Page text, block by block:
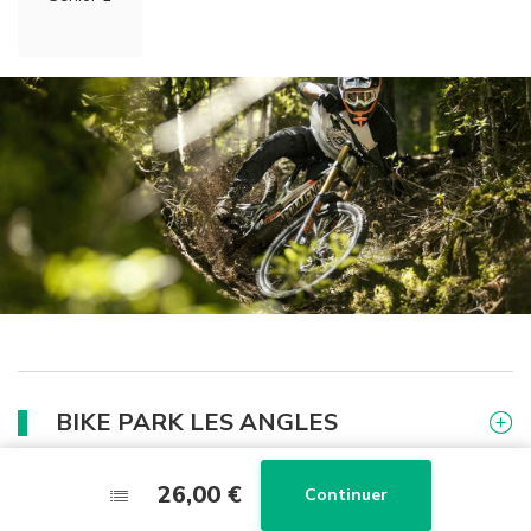
26,00 € Continuer
BIKE PARK LES ANGLES
26,00 € Continuer